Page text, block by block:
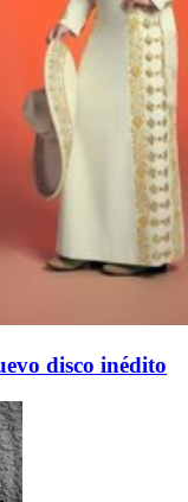
disco inédito